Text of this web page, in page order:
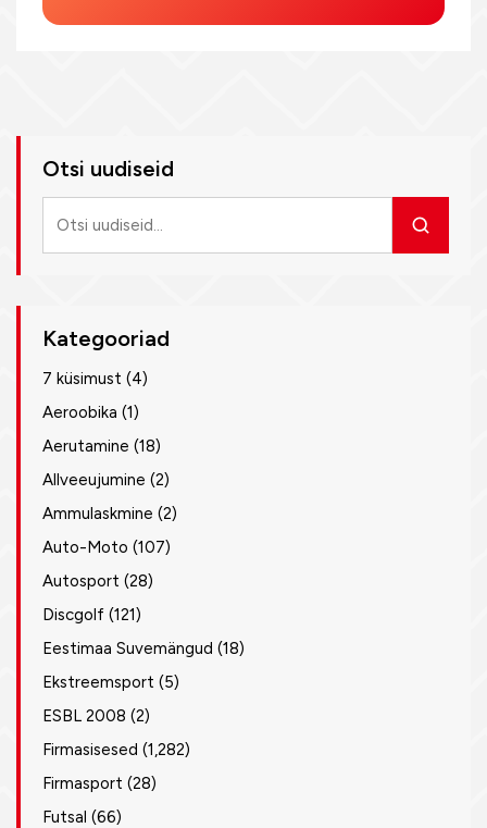
Otsi uudiseid
uudiseid
Kategooriad
7 küsimust (4)
Aeroobika (1)
Aerutamine (18)
Allveeujumine (2)
Ammulaskmine (2)
Auto-Moto (107)
Autosport (28)
Discgolf (121)
Eestimaa Suvemängud (18)
Ekstreemsport (5)
ESBL 2008 (2)
Firmasisesed (1,282)
Firmasport (28)
Futsal (66)